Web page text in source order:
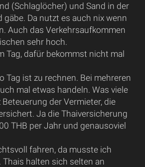
(Schlaglöcher) und Sand in der
gäbe. Da nutzt es auch nix wenn
Auch das Verkehrsaufkommen
sehr hoch.
Tag, dafür bekommst nicht mal
Tag ist zu rechnen. Bei mehreren
mal etwas handeln. Was viele
der Vermieter, die
Ja die Thaiversicherung
THB per Jahr und genausoviel
fahren, da musste ich
halten sich selten an